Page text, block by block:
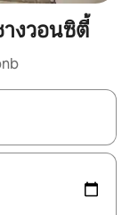
งวอนซิตี้
ำรวจผลการค้นหา